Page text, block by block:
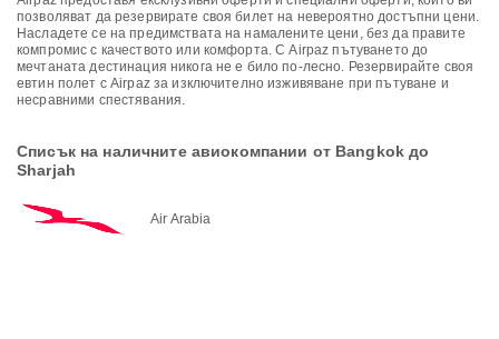
позволяват да резервирате своя билет на невероятно достъпни цени.
Насладете се на предимствата на намалените цени, без да правите
компромис с качеството или комфорта. С Airpaz пътуването до
мечтаната дестинация никога не е било по-лесно. Резервирайте своя
евтин полет с Airpaz за изключително изживяване при пътуване и
несравними спестявания.
Списък на наличните авиокомпании от Bangkok до
Sharjah
Air Arabia